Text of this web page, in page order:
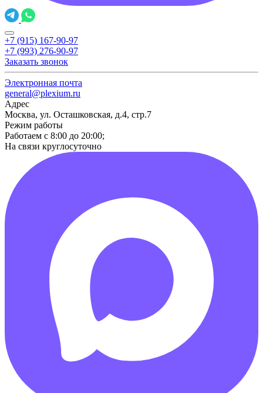
+7 (915) 167-90-97
+7 (993) 276-90-97
Заказать звонок
Электронная почта
general@plexium.ru
Адрес
Москва, ул. Осташковская, д.4, стр.7
Режим работы
Работаем с 8:00 до 20:00;
На связи круглосуточно